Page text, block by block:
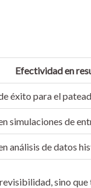
Efectividad en
éxito para el
simulaciones de
análisis de datos
sino